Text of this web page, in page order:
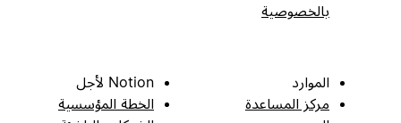
بالخصوصية
الموارد
مركز المساعدة
Notion لأجل
الخطة المؤسسية